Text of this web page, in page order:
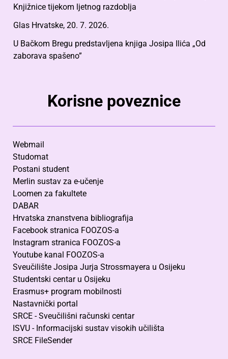
Knjižnice tijekom ljetnog razdoblja
Glas Hrvatske, 20. 7. 2026.
U Bačkom Bregu predstavljena knjiga Josipa Ilića „Od
zaborava spašeno”
Korisne poveznice
Webmail
Studomat
Postani student
Merlin sustav za e-učenje
Loomen za fakultete
DABAR
Hrvatska znanstvena bibliografija
Facebook stranica FOOZOS-a
Instagram stranica FOOZOS-a
Youtube kanal FOOZOS-a
Sveučilište Josipa Jurja Strossmayera u Osijeku
Studentski centar u Osijeku
Erasmus+ program mobilnosti
Nastavnički portal
SRCE - Sveučilišni računski centar
ISVU - Informacijski sustav visokih učilišta
SRCE FileSender